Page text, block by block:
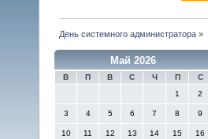
День системного администратора »
Май 2026
В П В С Ч П
С
1
2
3 4 5 6 7 8 9
10 11 12 13 14 15 16